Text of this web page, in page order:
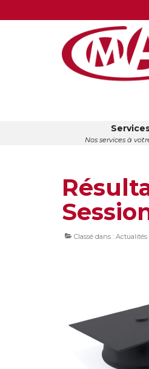
Nos services à
Classé dans : Actualités